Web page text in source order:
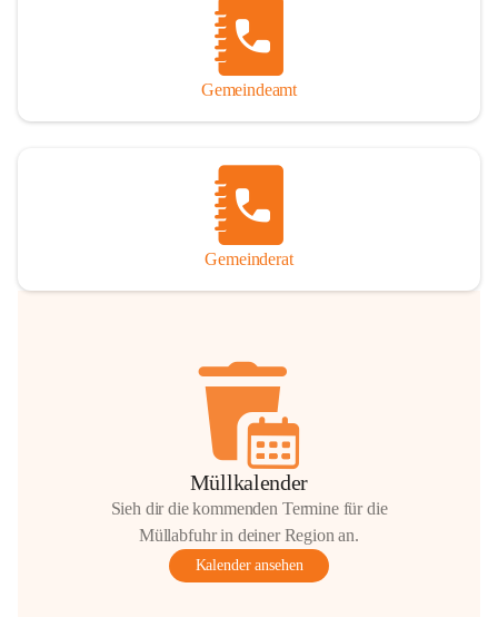
Gemeindeamt
Gemeinderat
Müllkalender
Sieh dir die kommenden Termine für die
Müllabfuhr in deiner Region an.
Kalender ansehen